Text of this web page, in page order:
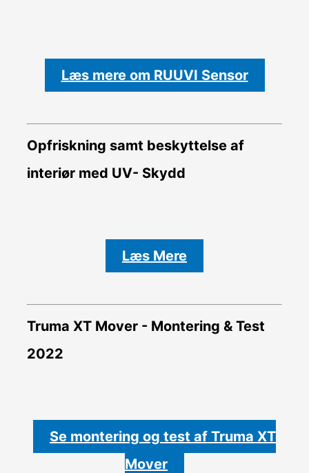
Læs mere om RUUVI Sensor
Opfriskning samt beskyttelse af
interiør med UV- Skydd
Læs Mere
Truma XT Mover - Montering & Test
2022
Se montering og test af Truma XT
Mover